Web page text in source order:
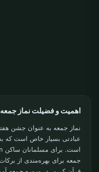
اهمیت و فضیلت نماز جمعه
نماز جمعه به عنوان جشن
عبادتی بسیار خاص است که
جمعه برای بهره‌مندی از